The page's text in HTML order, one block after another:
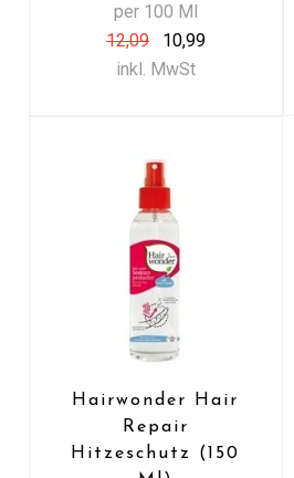
per 100 Ml
12,09
10,99
inkl. MwSt
Hairwonder Hair
Repair
Hitzeschutz (150